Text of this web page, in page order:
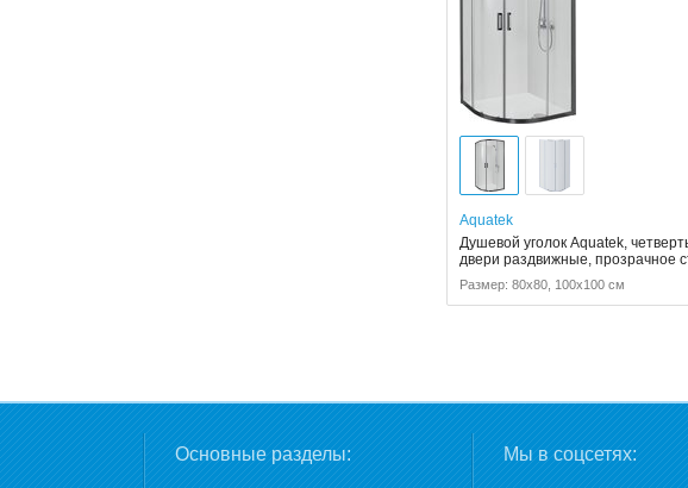
Aquatek
Душевой уголок Aquatek,
двери раздвижные, прозрачное
Размер: 80x80, 100x100 см
Основные разделы: Мы в соцсетях: